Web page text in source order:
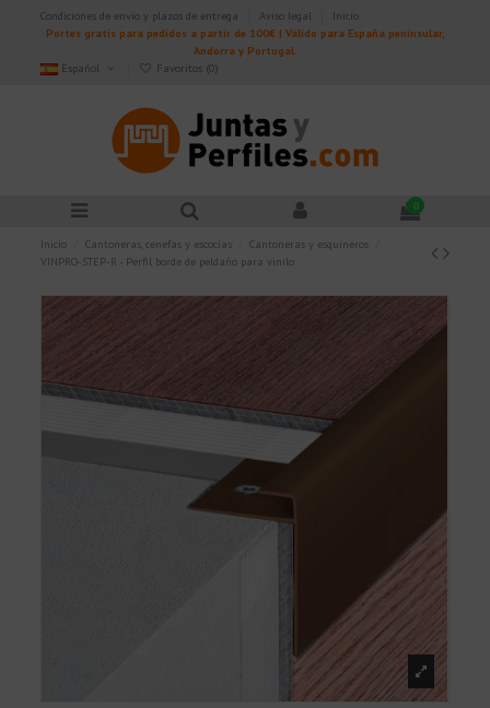
Condiciones de envío y plazos de entrega Aviso legal
Inicio
Portes gratis para pedidos a partir de 100€ | Válido para España peninsular,
Andorra y Portugal.
Español
Favoritos (0)
0
Inicio Cantoneras, cenefas y escocias
Cantoneras y esquineros
VINPRO-STEP-R - Perfil borde de peldaño para vinilo